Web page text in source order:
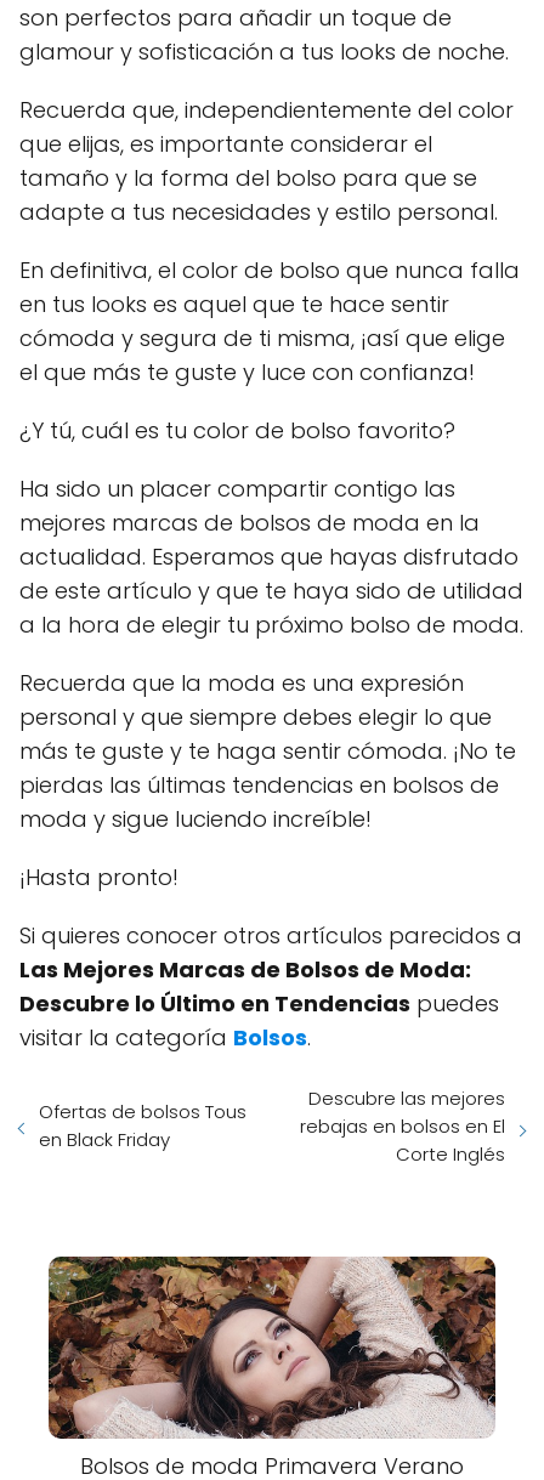
son perfectos para añadir un toque de
glamour y sofisticación a tus looks de noche.
Recuerda que, independientemente del color
que elijas, es importante considerar el
tamaño y la forma del bolso para que se
adapte a tus necesidades y estilo personal.
En definitiva, el color de bolso que nunca falla
en tus looks es aquel que te hace sentir
cómoda y segura de ti misma, ¡así que elige
el que más te guste y luce con confianza!
¿Y tú, cuál es tu color de bolso favorito?
Ha sido un placer compartir contigo las
mejores marcas de bolsos de moda en la
actualidad. Esperamos que hayas disfrutado
de este artículo y que te haya sido de utilidad
a la hora de elegir tu próximo bolso de moda.
Recuerda que la moda es una expresión
personal y que siempre debes elegir lo que
más te guste y te haga sentir cómoda. ¡No te
pierdas las últimas tendencias en bolsos de
moda y sigue luciendo increíble!
¡Hasta pronto!
Si quieres conocer otros artículos parecidos a
Las Mejores Marcas de Bolsos de Moda:
Descubre lo Último en Tendencias puedes
visitar la categoría Bolsos.
Ofertas de bolsos Tous
en Black Friday
Descubre las mejores
rebajas en bolsos en El
Corte Inglés
Bolsos de moda Primavera Verano